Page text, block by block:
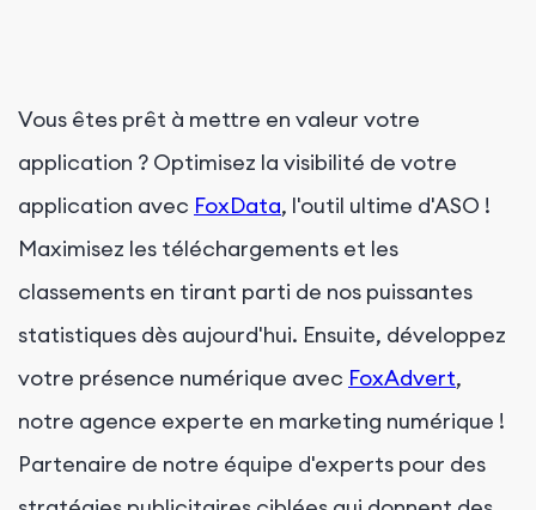
Vous êtes prêt à mettre en valeur votre
application ? Optimisez la visibilité de votre
application avec FoxData, l'outil ultime d'ASO !
Maximisez les téléchargements et les
classements en tirant parti de nos puissantes
statistiques dès aujourd'hui. Ensuite, développez
votre présence numérique avec FoxAdvert,
notre agence experte en marketing numérique !
Partenaire de notre équipe d'experts pour des